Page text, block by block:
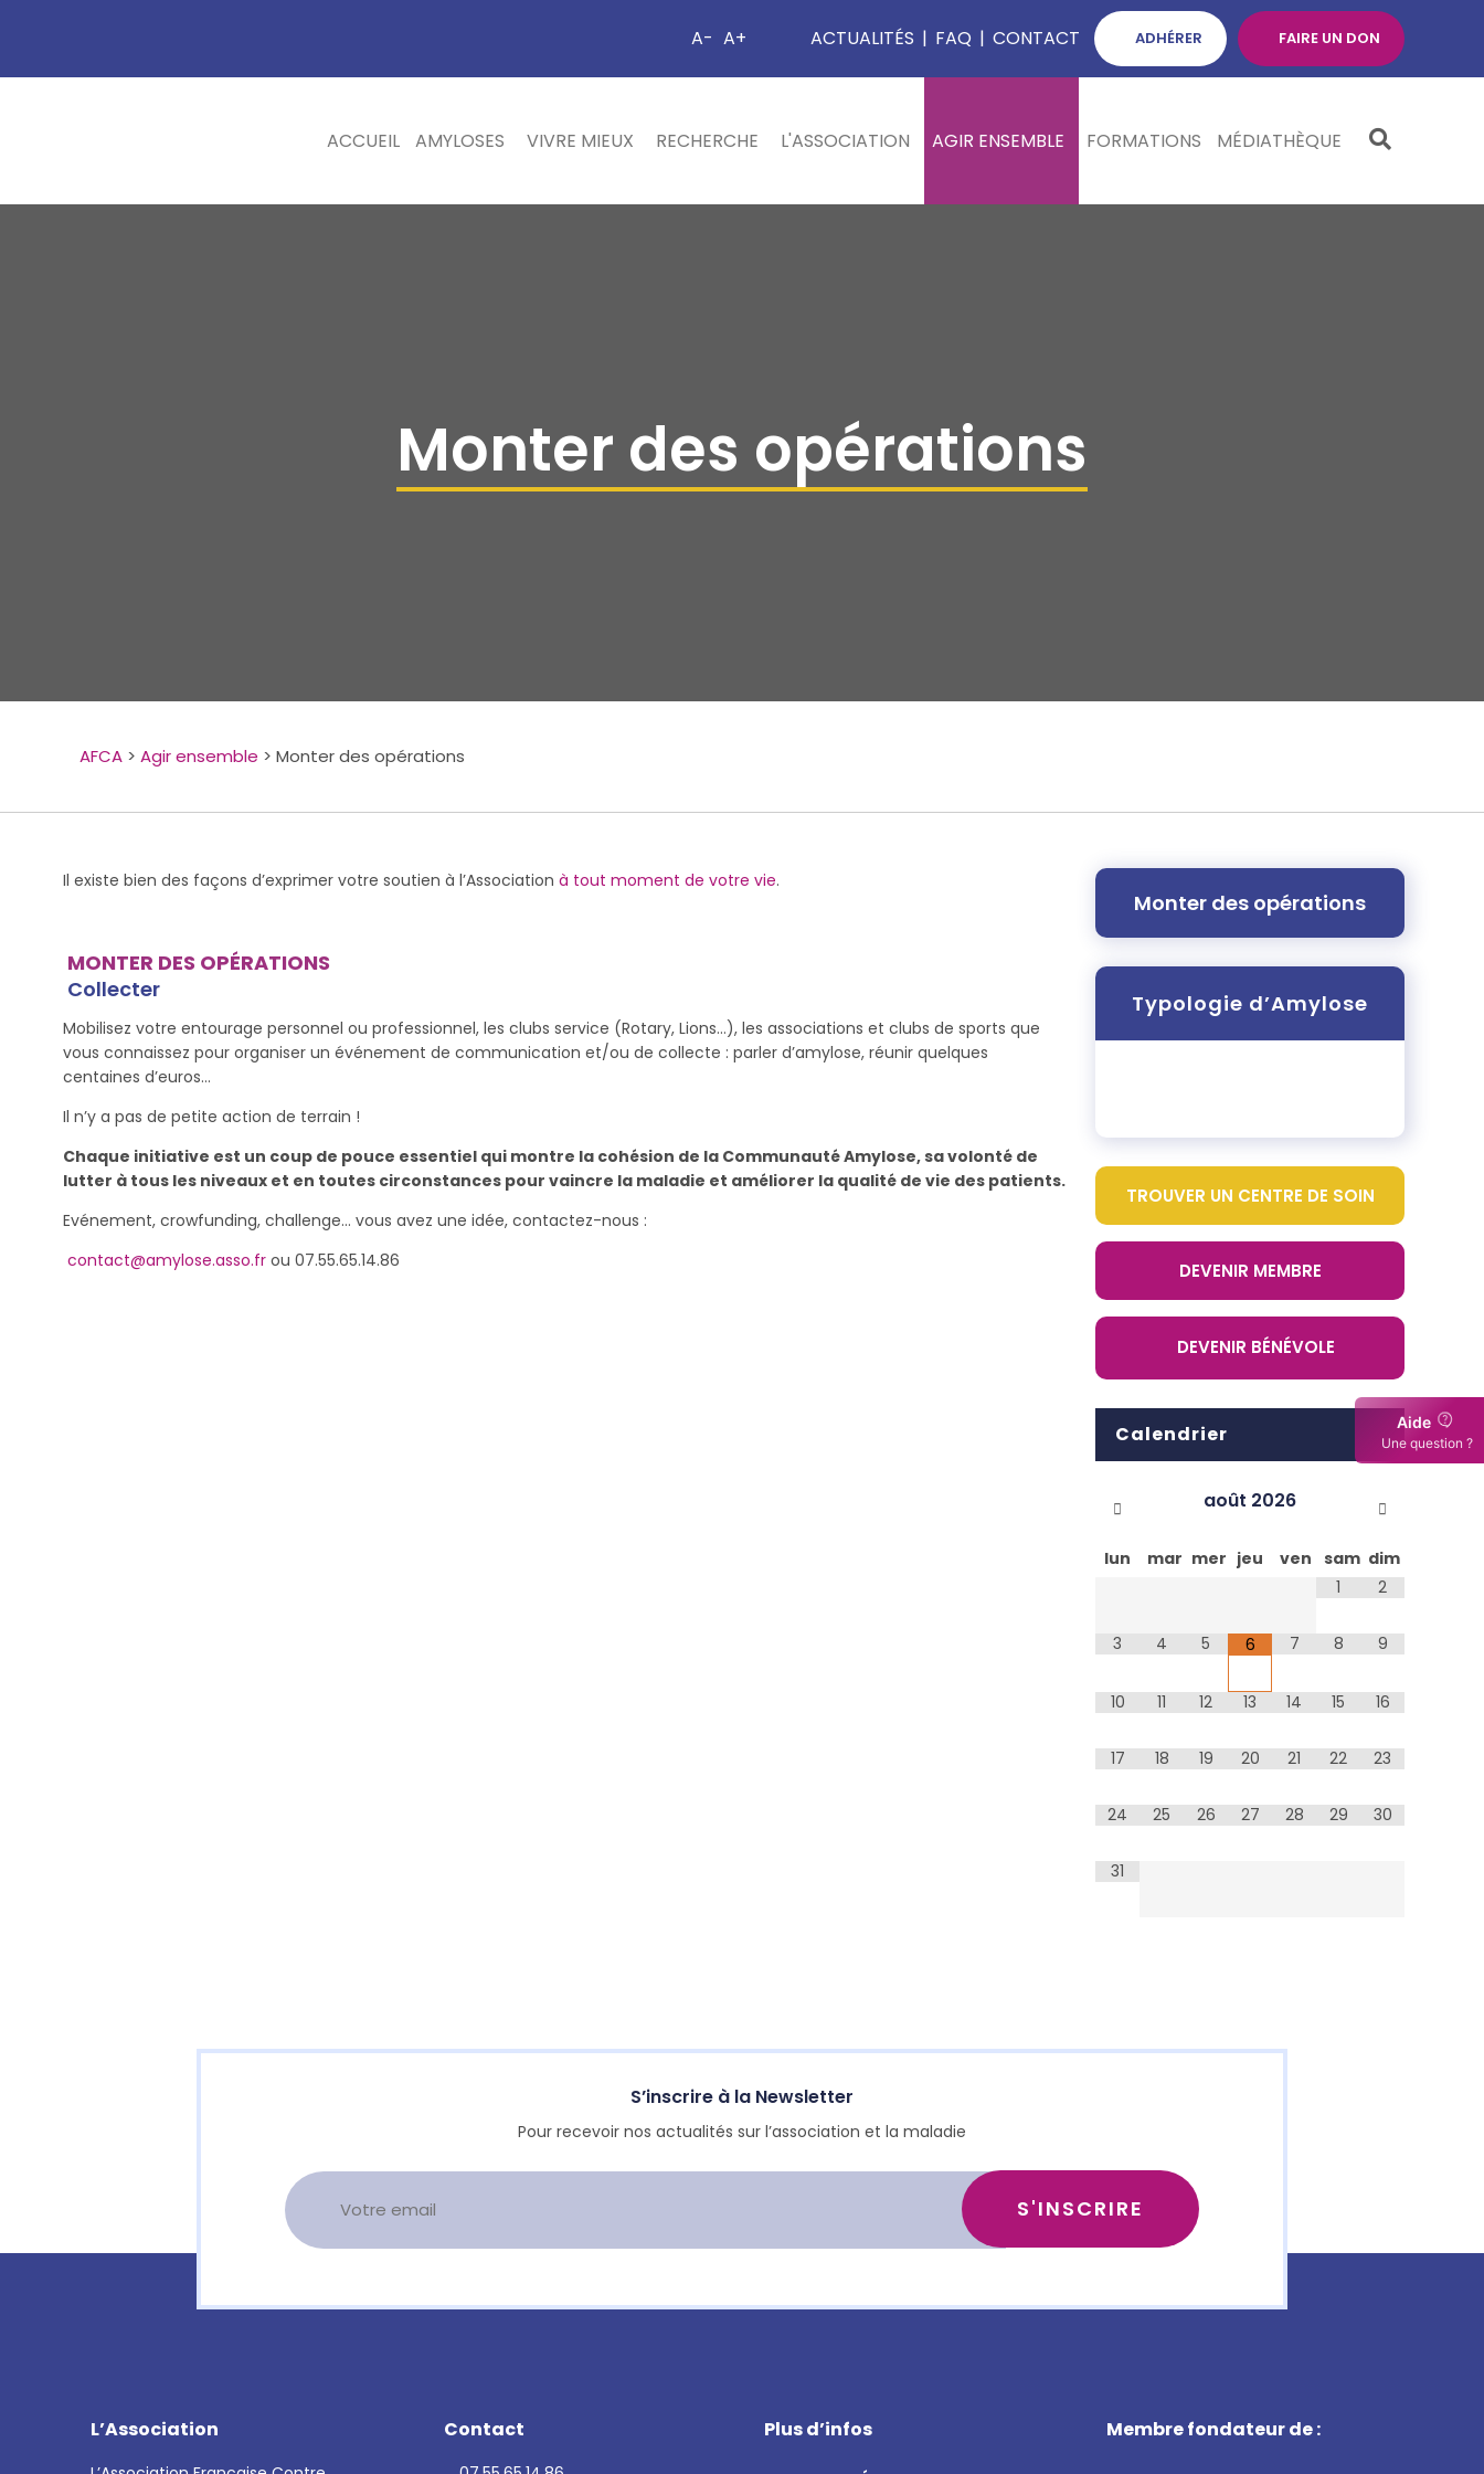
A- A+ ACTUALITÉS | FAQ | CONTACT ADHÉRER FAIRE UN DON
ACCUEIL AMYLOSES VIVRE MIEUX RECHERCHE L'ASSOCIATION AGIR ENSEMBLE FORMATIONS MÉDIATHÈQUE
Monter des opérations
AFCA > Agir ensemble > Monter des opérations
Il existe bien des façons d’exprimer votre soutien à l’Association à tout moment de votre vie.
MONTER DES OPÉRATIONS
Collecter
Mobilisez votre entourage personnel ou professionnel, les clubs service (Rotary, Lions…), les associations et clubs de sports que
vous connaissez pour organiser un événement de communication et/ou de collecte : parler d’amylose, réunir quelques
centaines d’euros…
Il n’y a pas de petite action de terrain !
Chaque initiative est un coup de pouce essentiel qui montre la cohésion de la Communauté Amylose, sa volonté de
lutter à tous les niveaux et en toutes circonstances pour vaincre la maladie et améliorer la qualité de vie des patients.
Evénement, crowfunding, challenge… vous avez une idée, contactez-nous :
contact@amylose.asso.fr ou 07.55.65.14.86
Monter des opérations
Typologie d’Amylose
TROUVER UN CENTRE DE SOIN
DEVENIR MEMBRE
DEVENIR BÉNÉVOLE
Calendrier
août 2026
lun mar mer jeu ven sam dim
1
2
3 4 5 6 7 8 9
10 11 12 13 14 15 16
17 18 19 20 21 22 23
24 25 26 27 28 29 30
31
S’inscrire à la Newsletter
Pour recevoir nos actualités sur l’association et la maladie
L’Association Contact Plus d’infos Membre fondateur de :
Aide
Une question ?